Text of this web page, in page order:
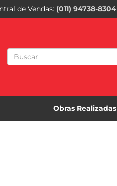
de Vendas (011) 94738-8304
Obras Realizadas